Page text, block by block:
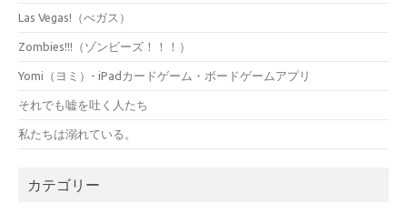
Las Vegas!（べガス）
Zombies!!!（ゾンビーズ！！！）
Yomi（ヨミ）- iPadカードゲーム・ボードゲームアプリ
それでも嘘を吐く人たち
私たちは溺れている。
カテゴリー